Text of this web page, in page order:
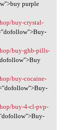
purple
buy-crystal-
buy-ghb-pills-
buy-cocaine-
buy-4-cl-pvp-